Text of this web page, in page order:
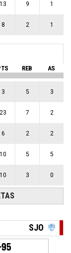
13 9 1
8 2 1
REB AS
3 5 3
23 7 2
6 2 2
10 5 5
10 3 0
SJO